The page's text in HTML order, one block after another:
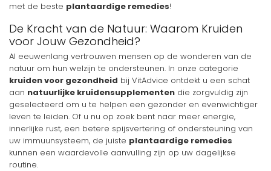
met de beste plantaardige remedies!
De Kracht van de Natuur: Waarom Kruiden
voor Jouw Gezondheid?
Al eeuwenlang vertrouwen mensen op de wonderen van de
natuur om hun welzijn te ondersteunen. In onze categorie
kruiden voor gezondheid bij VitAdvice ontdekt u een schat
aan natuurlijke kruidensupplementen die zorgvuldig zijn
geselecteerd om u te helpen een gezonder en evenwichtiger
leven te leiden. Of u nu op zoek bent naar meer energie,
innerlijke rust, een betere spijsvertering of ondersteuning van
uw immuunsysteem, de juiste plantaardige remedies
kunnen een waardevolle aanvulling zijn op uw dagelijkse
routine.